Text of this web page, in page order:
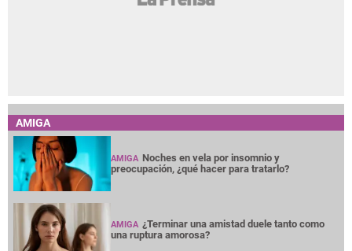
AMIGA
AMIGA Noches en vela por insomnio y
preocupación, ¿qué hacer para tratarlo?
AMIGA ¿Terminar una amistad duele tanto como
una ruptura amorosa?